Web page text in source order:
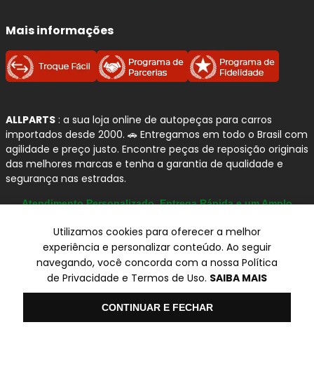
Mais informações
ALLPARTS : a sua loja online de autopeças para carros
importados desde 2000. 🚗 Entregamos em todo o Brasil com
agilidade e preço justo. Encontre peças de reposição originais
das melhores marcas e tenha a garantia de qualidade e
segurança nas estradas.
Atendimento Personalizado, Entrega Rápida e um Amplo
© Copyright 2000-2026
ALLPARTS Com. de Peças Automotivas Ltda.
CNPJ 03.724.695/0001-42 - Av. Avelino Capellato, 450 - Santa
Claudina - Vinhedo/SP - CEP 13284-480.
Utilizamos cookies para oferecer a melhor
experiência e personalizar conteúdo. Ao seguir
navegando, você concorda com a nossa Política
de Privacidade e Termos de Uso. SAIBA MAIS
CONTINUAR E FECHAR